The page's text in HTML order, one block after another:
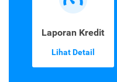
Laporan Kredit
Lihat Detail